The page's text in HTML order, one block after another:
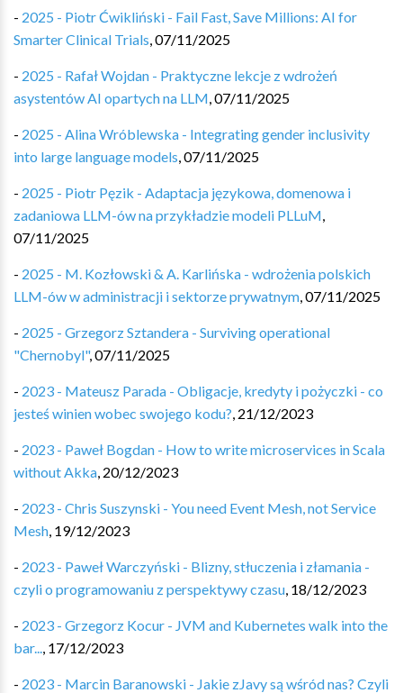
- 2025 - Piotr Ćwikliński - Fail Fast, Save Millions: AI for
Smarter Clinical Trials,07/11/2025
- 2025 - Rafał Wojdan - Praktyczne lekcje z wdrożeń
asystentów AI opartych na LLM,07/11/2025
- 2025 - Alina Wróblewska - Integrating gender inclusivity
into large language models,07/11/2025
- 2025 - Piotr Pęzik - Adaptacja językowa, domenowa i
zadaniowa LLM-ów na przykładzie modeli PLLuM,
07/11/2025
- 2025 - M. Kozłowski & A. Karlińska - wdrożenia polskich
LLM-ów w administracji i sektorze prywatnym,07/11/2025
- 2025 - Grzegorz Sztandera - Surviving operational
"Chernobyl",07/11/2025
- 2023 - Mateusz Parada - Obligacje, kredyty i pożyczki - co
jesteś winien wobec swojego kodu?, 21/12/2023
- 2023 - Paweł Bogdan - How to write microservices in Scala
without Akka, 20/12/2023
- 2023 - Chris Suszynski - You need Event Mesh, not Service
Mesh, 19/12/2023
- 2023 - Paweł Warczyński - Blizny, stłuczenia i złamania -
czyli o programowaniu z perspektywy czasu, 18/12/2023
- 2023 - Grzegorz Kocur - JVM and Kubernetes walk into the
bar..., 17/12/2023
- 2023 - Marcin Baranowski - Jakie zJavy są wśród nas? Czyli